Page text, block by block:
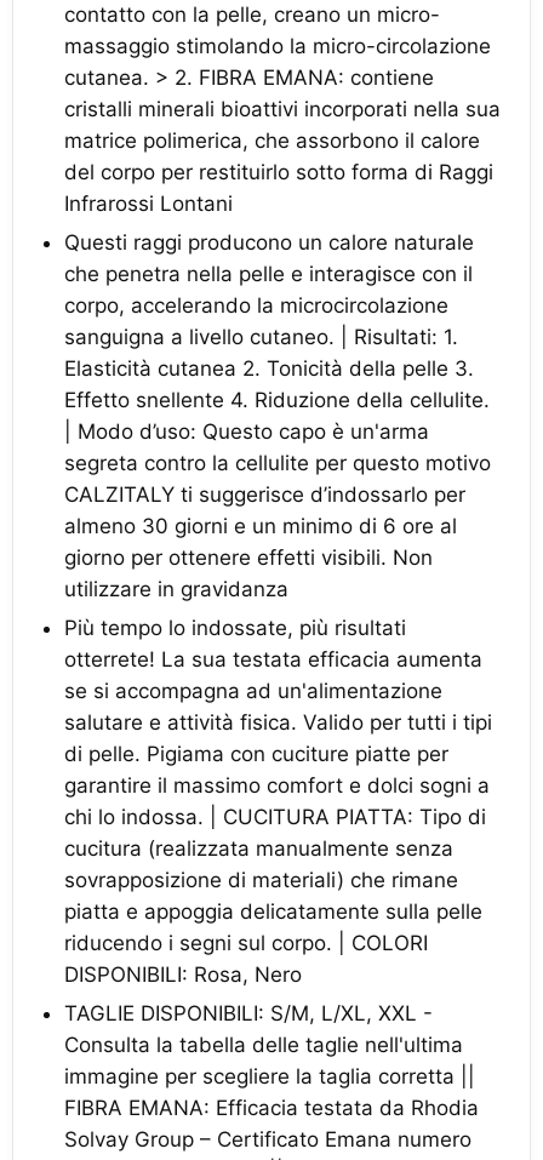
contatto con la pelle, creano un micro-
massaggio stimolando la micro-circolazione
cutanea. > 2. FIBRA EMANA: contiene
cristalli minerali bioattivi incorporati nella sua
matrice polimerica, che assorbono il calore
del corpo per restituirlo sotto forma di Raggi
Infrarossi Lontani
Questi raggi producono un calore naturale
che penetra nella pelle e interagisce con il
corpo, accelerando la microcircolazione
sanguigna a livello cutaneo. | Risultati: 1.
Elasticità cutanea 2. Tonicità della pelle 3.
Effetto snellente 4. Riduzione della cellulite.
| Modo d’uso: Questo capo è un'arma
segreta contro la cellulite per questo motivo
CALZITALY ti suggerisce d’indossarlo per
almeno 30 giorni e un minimo di 6 ore al
giorno per ottenere effetti visibili. Non
utilizzare in gravidanza
Più tempo lo indossate, più risultati
otterrete! La sua testata efficacia aumenta
se si accompagna ad un'alimentazione
salutare e attività fisica. Valido per tutti i tipi
di pelle. Pigiama con cuciture piatte per
garantire il massimo comfort e dolci sogni a
chi lo indossa. | CUCITURA PIATTA: Tipo di
cucitura (realizzata manualmente senza
sovrapposizione di materiali) che rimane
piatta e appoggia delicatamente sulla pelle
riducendo i segni sul corpo. | COLORI
DISPONIBILI: Rosa, Nero
TAGLIE DISPONIBILI: S/M, L/XL, XXL -
Consulta la tabella delle taglie nell'ultima
immagine per scegliere la taglia corretta ||
FIBRA EMANA: Efficacia testata da Rhodia
Solvay Group – Certificato Emana numero